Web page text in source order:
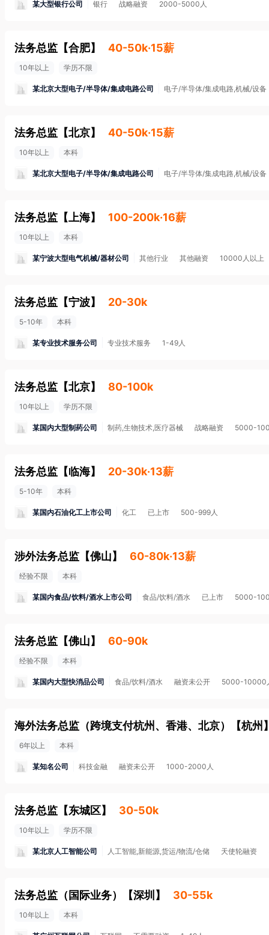
某大型银行公司 银行 战略融资 2000-5000人
法务总监 【合肥】 40-50k·15薪
10年以上 学历不限
某北京大型电子/半导体/集成电路公司 电子/半导体/集成电路,机械/设备
法务总监 【北京】 40-50k·15薪
10年以上 本科
某北京大型电子/半导体/集成电路公司 电子/半导体/集成电路,机械/设备
法务总监 【 上海】 100-200k·16薪
10年以上 本科
某宁波大型电气机械/器材公司 其他行业 其他融资 10000人以上
法务总监 【宁波】 20-30k
5-10年 本科
某专业技术服务公司 专业技术服务 1-49人
法务总监 【北京】 80-100k
10年以上 学历不限
某国内大型制药公司 制药,生物技术,医疗器械 战略融资 5000-
法务总监 【临海】 20-30k·13薪
5-10年 本科
某国内石油化工上市公司 化工 已上市 500-999人
涉外法务总监 【佛山】 60-80k·13薪
经验不限 本科
某国内食品/饮料/酒水上市公司 食品/饮料/酒水 已上市 5000-
法务总监 【佛山】 60-90k
经验不限 本科
某国内大型快消品公司 食品/饮料/酒水 融资未公开 5000-10000
海外法务总监（跨境支付杭州、香港、北京） 【杭州
6年以上 本科
某知名公司 科技金融 融资未公开 1000-2000人
法务总监 【东城区】 30-50k
10年以上 学历不限
某北京人工智能公司 人工智能,新能源,货运/物流/仓储 天使轮融资
法务总监（国际业务） 【深圳 】 30-55k
10年以上 本科